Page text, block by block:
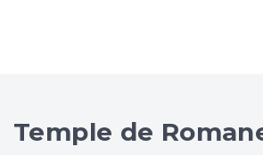
Temple de